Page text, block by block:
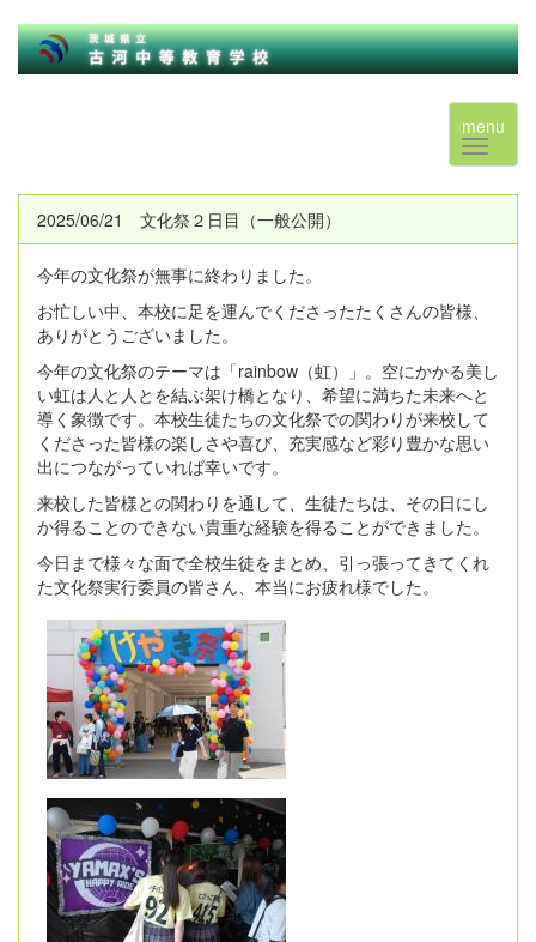
menu
2025/06/21 文化祭２日目（一般公開）
今年の文化祭が無事に終わりました。
お忙しい中、本校に足を運んでくださったたくさんの皆様、
ありがとうございました。
今年の文化祭のテーマは「rainbow（虹）」。空にかかる美し
い虹は人と人とを結ぶ架け橋となり、希望に満ちた未来へと
導く象徴です。本校生徒たちの文化祭での関わりが来校して
くださった皆様の楽しさや喜び、充実感など彩り豊かな思い
出につながっていれば幸いです。
来校した皆様との関わりを通して、生徒たちは、その日にし
か得ることのできない貴重な経験を得ることができました。
今日まで様々な面で全校生徒をまとめ、引っ張ってきてくれ
た文化祭実行委員の皆さん、本当にお疲れ様でした。